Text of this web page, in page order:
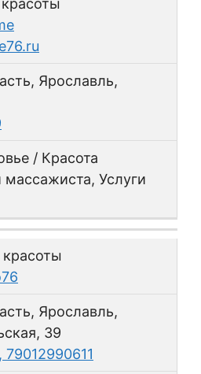
Ярославль,
/ Красота
массажиста, Услуги
Ярославль,
39